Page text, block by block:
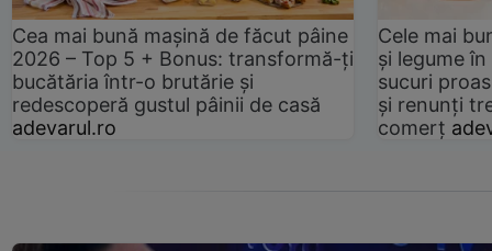
Cea mai bună mașină de făcut pâine
2026 – Top 5 + Bonus: transformă-ți
bucătăria într-o brutărie și
redescoperă gustul pâinii de casă
adevarul.ro
Cele mai
și legume
sucuri
și renunți
comerț